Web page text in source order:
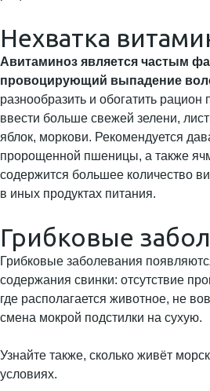
Нехватка
Авитаминоз является частым
провоцирующий выпадение
разнообразить и обогатить рацион
ввести больше свежей зелени,
яблок, моркови. Рекомендуется
пророщенной пшеницы, а также
содержится большее количество
в иных продуктах питания.
Грибковые
Грибковые заболевания
содержания свинки: отсутствие
где располагается животное, не
смена мокрой подстилки на сухую.
Узнайте также, сколько живёт
условиях.